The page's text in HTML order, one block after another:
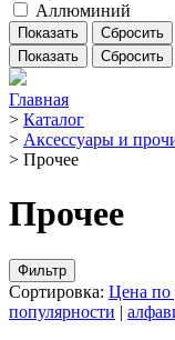
Аллюминий
Показать Сбросить
Главная
> Каталог
> Аксессуары и
> Прочее
Прочее
Фильтр
Сортировка: Цена
популярности |